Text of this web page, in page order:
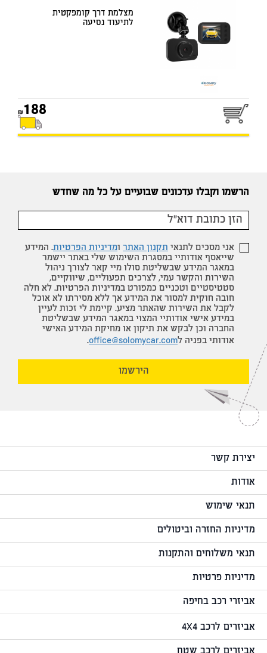
מצלמת דרך קומפקטית
לתיעוד נסיעה
188
הרשמו וקבלו עדכונים שבועיים על כל מה שחדש
אני מסכים לתנאי תקנון האתר ומדיניות הפרטיות. המידע
שייאסף אודותיי במסגרת השימוש שלי באתר יישמר
במאגר המידע שבשליטת סולו מיי קאר לצורך ניהול
השירות והקשר עמי, לצרכים תפעוליים, שיווקיים,
סטטיסטיים וטכניים כמפורט במדיניות הפרטיות. לא חלה
חובה חוקית למסור את המידע אך ללא מסירתו לא אוכל
לקבל את השירות שהאתר מציע. קיימת לי זכות לעיין
במידע אישי אודותיי המצוי במאגר המידע שבשליטת
החברה וכן לבקש את תיקון או מחיקת המידע האישי
אודותי בפניה לoffice@solomycar.com
.
הירשמו
יצירת קשר
אודות
תנאי שימוש
מדיניות החזרה וביטולים
תנאי משלוחים והתקנות
מדיניות פרטיות
אביזרי רכב בחיפה
אביזרים לרכב 4X4